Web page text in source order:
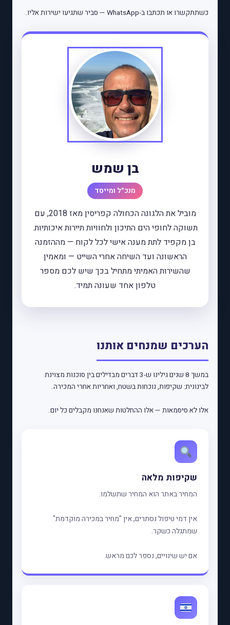
כשתתקשרו או תכתבו ב-WhatsApp — סביר שתגיעו ישירות אליו.
בן שמש
מנכ״ל ומייסד
מוביל את הלגונה הכחולה קפריסין מאז 2018, עם
תשוקה לחופי הים התיכון ולחוויות תיירות איכותיות.
בן מקפיד לתת מענה אישי לכל לקוח — מההזמנה
הראשונה ועד השיחה אחרי השייט — ומאמין
שהשירות האמיתי מתחיל בכך שיש לכם מספר
טלפון אחד שעונה תמיד.
הערכים שמנחים אותנו
במשך 8 שנים גילינו ש-3 דברים מבדילים בין סוכנות מצוינת
לבינונית: שקיפות, נוכחות בשטח, ואחריות אחרי המכירה.
אלו לא סיסמאות — אלו ההחלטות שאנחנו מקבלים כל יום.
שקיפות מלאה
המחיר באתר הוא המחיר שתשלמו.
אין דמי טיפול נסתרים, אין "מחיר במכירה מוקדמת"
שמתגלה כשקר.
אם יש שינויים, נספר לכם מראש.